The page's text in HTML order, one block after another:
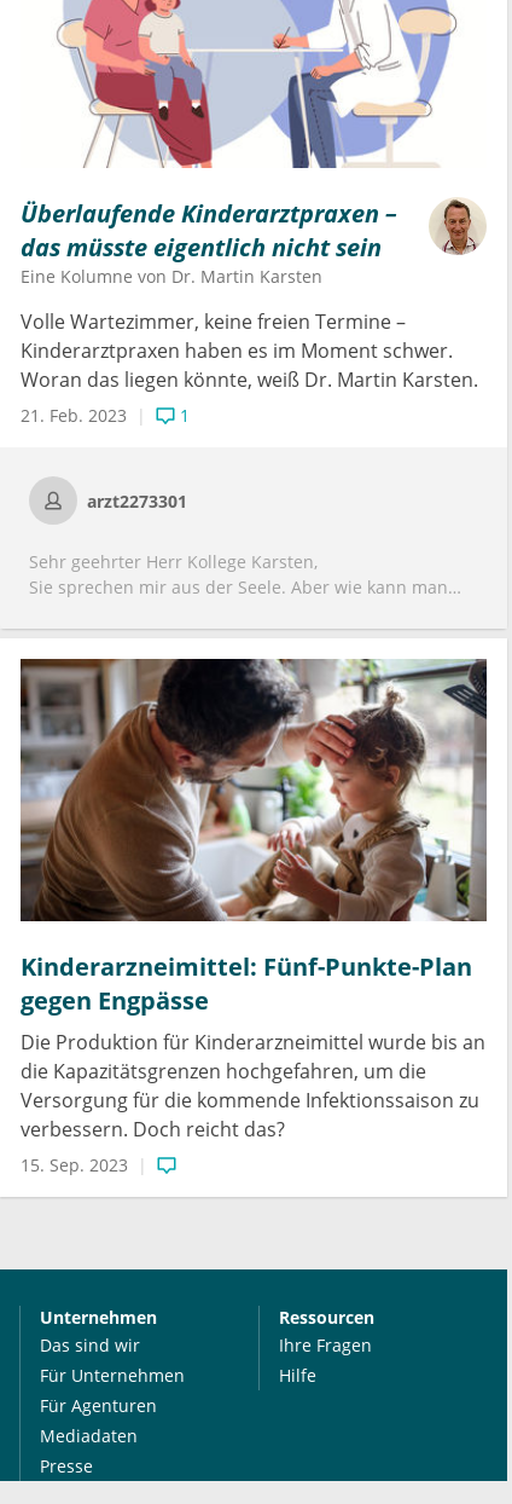
Überlaufende Kinderarztpraxen –
das müsste eigentlich nicht sein
Eine Kolumne von Dr. Martin Karsten
Volle Wartezimmer, keine freien Termine –
Kinderarztpraxen haben es im Moment schwer.
Woran das liegen könnte, weiß Dr. Martin Karsten.
21. Feb. 2023 1
arzt2273301
Sehr geehrter Herr Kollege Karsten,
Sie sprechen mir aus der Seele. Aber wie kann man
unsere Zeit mit von Schulen und Kitas geforderten
nicht nachvollziehbaren Bescheinigungen, die ja auch
rechtlich und inhaltlich nicht erfüllbar sind.
Zusätzlich wird Ergotherapie bei Schulproblemen etc.
und Logotherapie bei zweisprachiger Erziehung von
Schulen und Kitas gefordert. Wir verlieren unsere Zeit
in langen Diskussionen mit den Eltern und beide
Seiten (wir und Elternteile) sind unzufrieden. Das ist
alles nicht zielführend.
Gespräche Mit Schul- und Kitaleitungen sind ineffektiv.
Unser Beruf hat einen anderen Sinn bekommen, der in
vielen Fällen nicht mehr unserem Berufsbild
Kinderarzneimittel: Fünf-Punkte-Plan
gegen Engpässe
Die Produktion für Kinderarzneimittel wurde bis an
die Kapazitätsgrenzen hochgefahren, um die
Versorgung für die kommende Infektionssaison zu
verbessern. Doch reicht das?
15. Sep. 2023
Unternehmen
Das sind wir
Für Unternehmen
Für Agenturen
Mediadaten
Presse
Ressourcen
Ihre Fragen
Hilfe